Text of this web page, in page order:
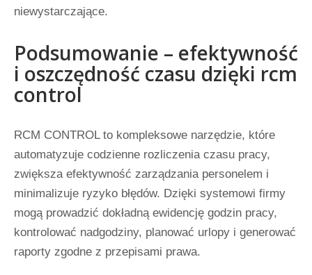
niewystarczające.
Podsumowanie – efektywność
i oszczędność czasu dzięki rcm
control
RCM CONTROL to kompleksowe narzędzie, które
automatyzuje codzienne rozliczenia czasu pracy,
zwiększa efektywność zarządzania personelem i
minimalizuje ryzyko błędów. Dzięki systemowi firmy
mogą prowadzić dokładną ewidencję godzin pracy,
kontrolować nadgodziny, planować urlopy i generować
raporty zgodne z przepisami prawa.